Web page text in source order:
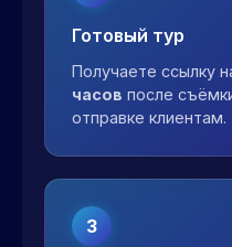
Готовый тур
Получаете ссылку
часов после
отправке клиентам.
3